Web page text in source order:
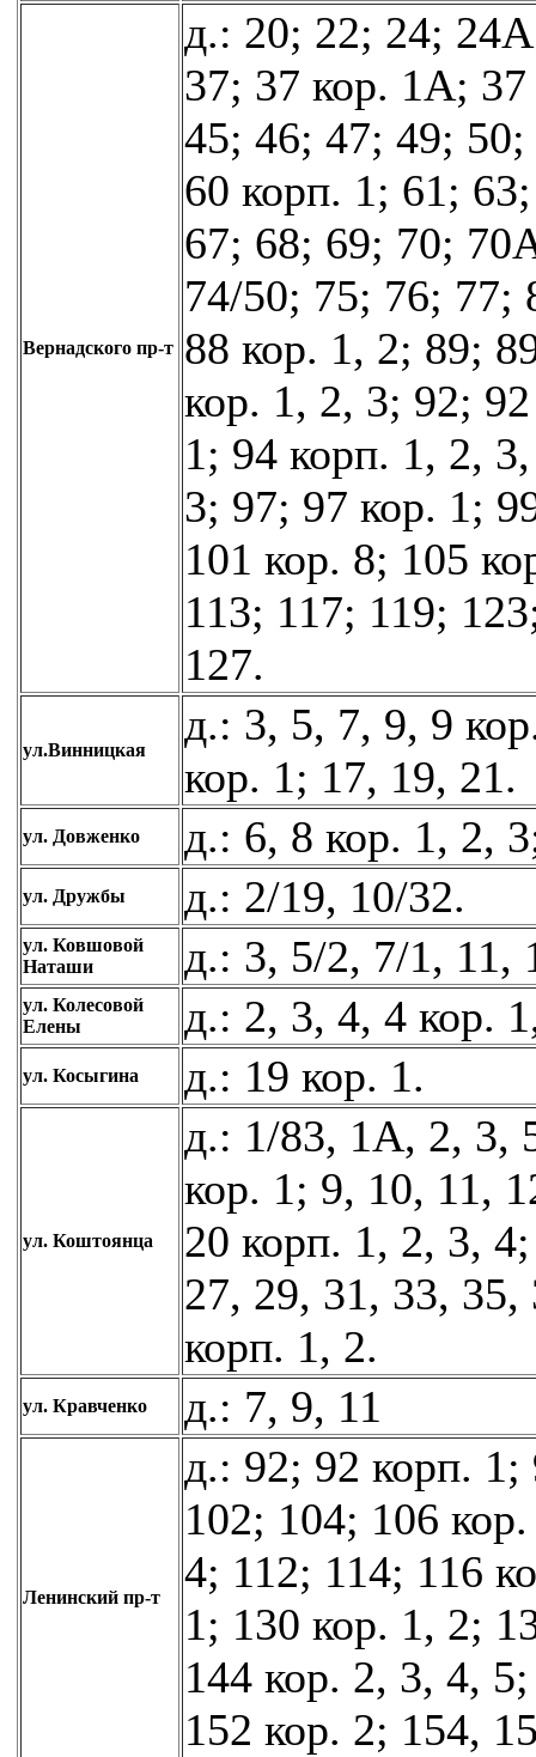
Вернадского пр-т
д.: 20; 22; 24;
37; 37 кор. 1А;
45; 46; 47; 49;
60 корп. 1; 61;
67; 68; 69; 70;
74/50; 75; 76; 77;
88 кор. 1, 2; 89;
кор. 1, 2, 3; 92;
1; 94 корп. 1, 2,
3; 97; 97 кор. 1;
101 кор. 8; 105
113; 117; 119;
127.
ул.Винницкая
д.: 3, 5, 7, 9, 9
кор. 1; 17, 19, 21.
ул. Довженко д.: 6, 8 кор. 1, 2,
ул. Дружбы д.: 2/19, 10/32.
ул. Ковшовой
Наташи
д.: 3, 5/2, 7/1, 11,
ул. Колесовой
Елены
д.: 2, 3, 4, 4 кор.
ул. Косыгина д.: 19 кор. 1.
ул. Коштоянца
д.: 1/83, 1А, 2, 3,
кор. 1; 9, 10, 11,
20 корп. 1, 2, 3,
27, 29, 31, 33, 35,
корп. 1, 2.
ул. Кравченко д.: 7, 9, 11
Ленинский пр-т
д.: 92; 92 корп.
102; 104; 106
4; 112; 114; 116
1; 130 кор. 1, 2;
144 кор. 2, 3, 4,
152 кор. 2; 154,